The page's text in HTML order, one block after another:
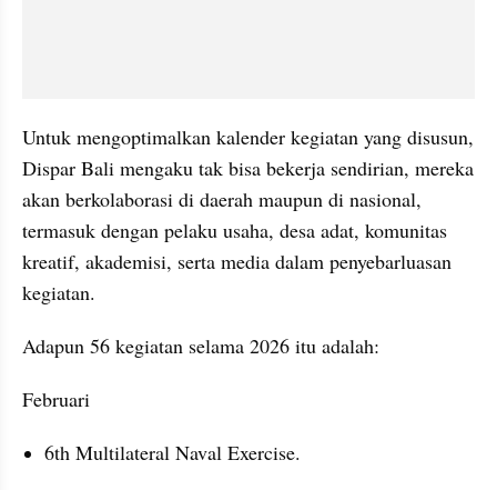
Untuk mengoptimalkan kalender kegiatan yang disusun,
Dispar Bali mengaku tak bisa bekerja sendirian, mereka
akan berkolaborasi di daerah maupun di nasional,
termasuk dengan pelaku usaha, desa adat, komunitas
kreatif, akademisi, serta media dalam penyebarluasan
kegiatan.
Adapun 56 kegiatan selama 2026 itu adalah:
Februari
6th Multilateral Naval Exercise.